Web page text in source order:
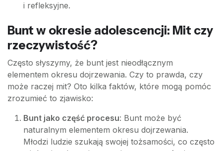
i refleksyjne.
Bunt w okresie adolescencji: Mit czy
rzeczywistość?
Często słyszymy, że bunt jest nieodłącznym
elementem okresu dojrzewania. Czy to prawda, czy
może raczej mit? Oto kilka faktów, które mogą pomóc
zrozumieć to zjawisko:
Bunt jako część procesu: Bunt może być
naturalnym elementem okresu dojrzewania.
Młodzi ludzie szukają swojej tożsamości, co często